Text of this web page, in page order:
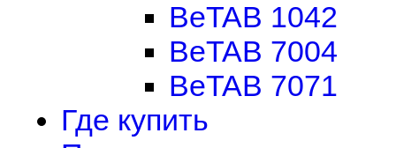
BeTAB 1042
BeTAB 7004
BeTAB 7071
Где купить